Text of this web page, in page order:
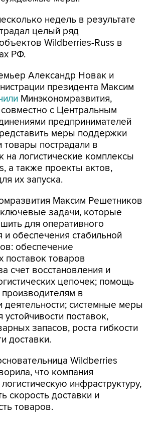
Wildberries-Russ в
РФ.
Александр Новак и
Минэкономразвития,
с Центральным
предпринимателей
меры поддержки
товары пострадали в
на логистические комплексы
а также проекты актов,
их запуска.
Максим Решетников
для оперативного
обеспечения стабильной
обеспечение
поставок товаров
счет восстановления и
цепочек; помощь
в
системные меры
поставок,
запасов, роста гибкости
доставки.
Wildberries
инфраструктуру,
скорость доставки и
товаров.
что террористические